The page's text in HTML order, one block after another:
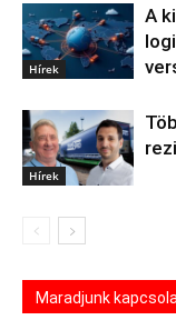
Hírek
A
Hírek
Maradjunk